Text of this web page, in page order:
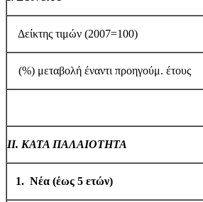
Δείκτης τιμών (2007=100)
(%) μεταβολή έναντι προηγούμ. έτους
ΙΙ. ΚΑΤΑ ΠΑΛΑΙΟΤΗΤΑ
1. Νέα (έως 5 ετών)